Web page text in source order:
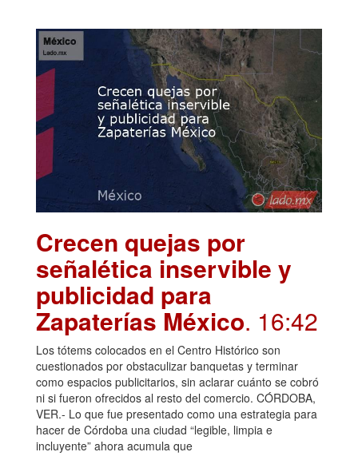
Crecen quejas por
señalética inservible y
publicidad para
Zapaterías México. 16:42
Los tótems colocados en el Centro Histórico son
cuestionados por obstaculizar banquetas y terminar
como espacios publicitarios, sin aclarar cuánto se cobró
ni si fueron ofrecidos al resto del comercio. CÓRDOBA,
VER.- Lo que fue presentado como una estrategia para
hacer de Córdoba una ciudad “legible, limpia e
incluyente” ahora acumula que